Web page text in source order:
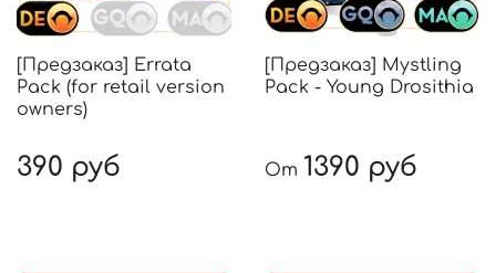
[Предзаказ] Errata
Pack (for retail version
owners)
390 руб
[Предзаказ] Mystling
Pack - Young Drosithia
От 1390 руб